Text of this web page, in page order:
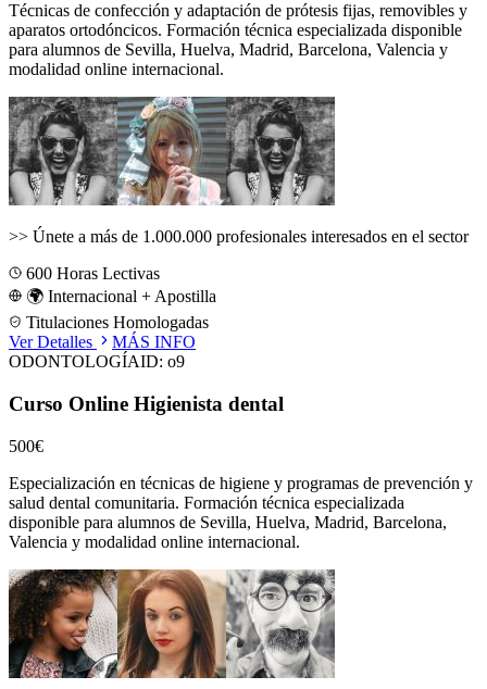
Técnicas de confección y adaptación de prótesis fijas, removibles y
aparatos ortodóncicos. Formación técnica especializada disponible
para alumnos de Sevilla, Huelva, Madrid, Barcelona, Valencia y
modalidad online internacional.
>> Únete a más de 1.000.000 profesionales interesados en el sector
600 Horas Lectivas
🌍 Internacional + Apostilla
Titulaciones Homologadas
Ver Detalles
MÁS INFO
ODONTOLOGÍAID: o9
Curso Online Higienista dental
500€
Especialización en técnicas de higiene y programas de prevención y
salud dental comunitaria. Formación técnica especializada
disponible para alumnos de Sevilla, Huelva, Madrid, Barcelona,
Valencia y modalidad online internacional.